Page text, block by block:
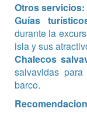
Otros servicios:
Guías
durante la
isla y sus
Chalecos
salvavidas
barco.